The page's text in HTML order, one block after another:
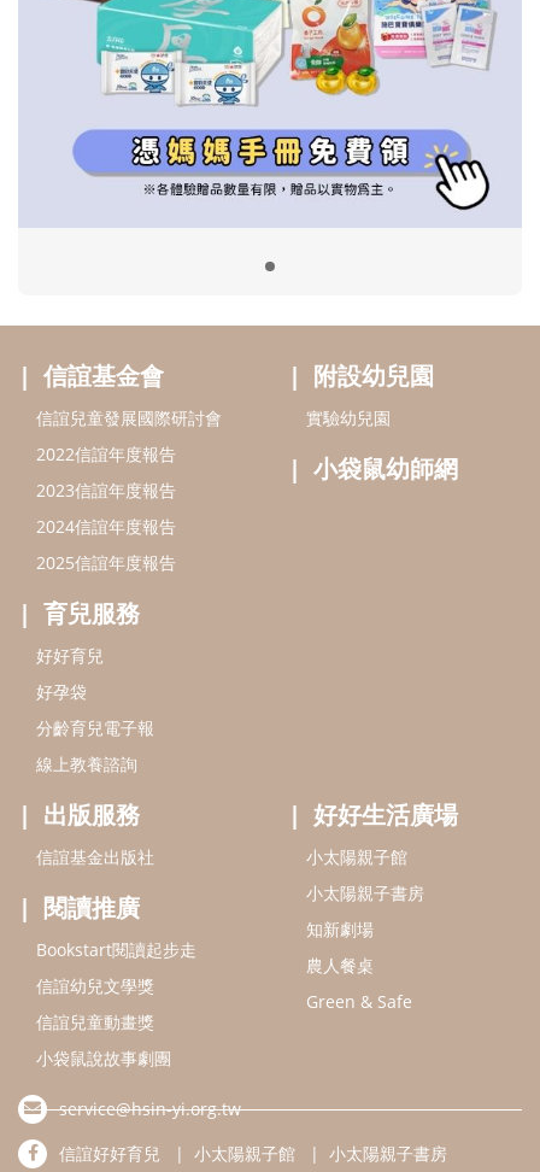
信誼基金會
2022信誼年度報告
2023信誼年度報告
2024信誼年度報告
好孕袋
分齡育兒電子報
線上教養諮詢
附設幼兒園
小袋鼠幼師網
出版服務
信誼基金出版社
閱讀推廣
Bookstart閱讀起步走
信誼幼兒文學獎
信誼兒童動畫獎
小袋鼠說故事劇團
service@hsin-yi.org.tw
信誼好好育兒
小太陽親子書房
(02)2396-5305轉2345 (週一～週五 9:00～18:00)
認識信誼 合作洽談 智慧財產權聲明
本網站建議使用IE9(含以上)或 Google Chrome 版本瀏覽器
信誼基金會/上誼文化實業股份有限公司 版權所有 ©